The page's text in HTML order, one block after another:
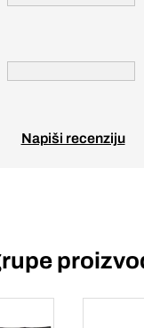
Napiši recenziju